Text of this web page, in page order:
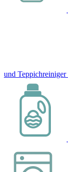
und Teppichreiniger